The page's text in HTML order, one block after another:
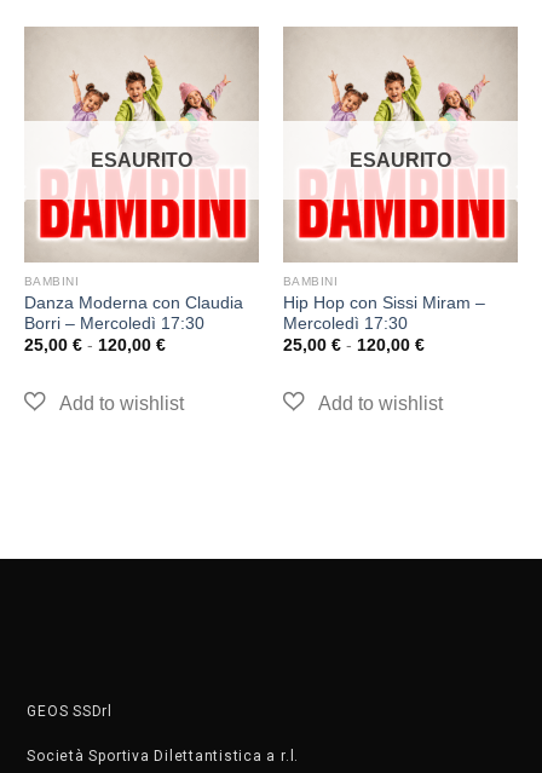
ESAURITO
BAMBINI
Danza Moderna con Claudia
Borri – Mercoledì 17:30
25,00 € - 120,00 €
ESAURITO
BAMBINI
Hip Hop con Sissi Miram –
Mercoledì 17:30
25,00 € - 120,00 €
GEOS SSDrl
Società Sportiva Dilettantistica a r.l.